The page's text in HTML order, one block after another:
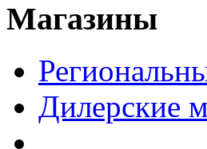
Магазины
Дилерские